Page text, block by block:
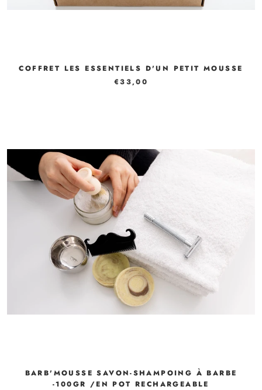
COFFRET LES ESSENTIELS D'UN PETIT MOUSSE
€33,00
BARB'MOUSSE SAVON-SHAMPOING À BARBE
-100GR /EN POT RECHARGEABLE